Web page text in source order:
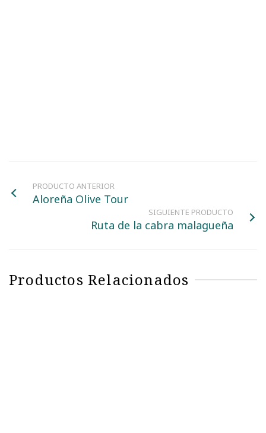
PRODUCTO ANTERIOR
Aloreña Olive Tour
SIGUIENTE PRODUCTO
Ruta de la cabra malagueña
Productos Relacionados